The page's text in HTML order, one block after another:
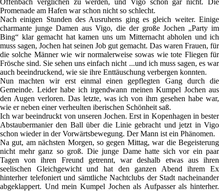
Promenade am Hafen war schon nicht so schlecht.
Nach einigen Stunden des Ausruhens ging es gleich weiter. Einige
charmante junge Damen aus Vigo, die der große Jochen „Party im
Bing“ klar gemacht hat kamen uns um Mitternacht abholen und ich
muss sagen, Jochen hat seinen Job gut gemacht. Das waren Frauen, für
die solche Männer wie wir normalerweise sowas wie tote Fliegen für
Frösche sind. Sie sehen uns einfach nicht ...und ich muss sagen, es war
auch beeindruckend, wie sie ihre Enttäuschung verbergen konnten.
Nun machten wir erst einmal einen gepflegten Gang durch die
Gemeinde. Leider habe ich irgendwann meinen Kumpel Jochen aus
den Augen verloren. Das letzte, was ich von ihm gesehen habe war,
wie er neben einer verheulten iberischen Schönheit saß.
Ich war beeindruckt von unseren Jochen. Erst in Kopenhagen in bester
Abstaubermanier den Ball über die Linie gebracht und jetzt in Vigo
schon wieder in der Vorwärtsbewegung. Der Mann ist ein Phänomen.
Na gut, am nächsten Morgen, so gegen Mittag, war die Begeisterung
nicht mehr ganz so groß. Die junge Dame hatte sich vor ein paar
Tagen von ihren Freund getrennt, war deshalb etwas aus ihren
seelischen Gleichgewicht und hat den ganzen Abend ihrem Ex
hinterher telefoniert und sämtliche Nachtclubs der Stadt nacheinander
abgeklappert. Und mein Kumpel Jochen als Aufpasser als hinterher.